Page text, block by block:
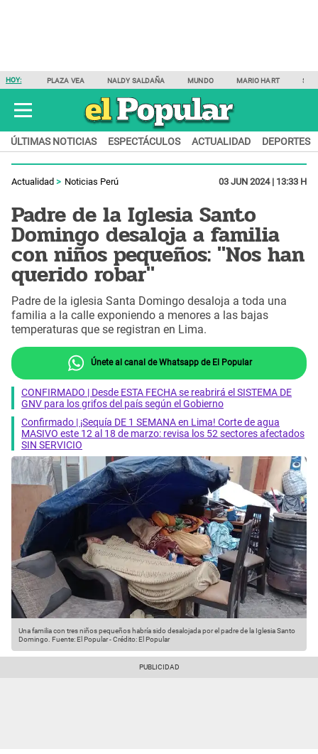
HOY: PLAZA VEA NALDY SALDAÑA MUNDO MARIO HART
ÚLTIMAS NOTICIAS ESPECTÁCULOS ACTUALIDAD DEPORTES
Actualidad Noticias Perú 03 JUN 2024 | 13:33 H
Padre de la Iglesia Santo
Domingo desaloja a familia
con niños pequeños: "Nos han
querido robar"
Padre de la iglesia Santa Domingo desaloja a toda una
familia a la calle exponiendo a menores a las bajas
temperaturas que se registran en Lima.
Únete al canal de Whatsapp de El Popular
CONFIRMADO | Desde ESTA FECHA se reabrirá el SISTEMA DE
GNV para los grifos del país según el Gobierno
Confirmado | ¡Sequía DE 1 SEMANA en Lima! Corte de agua
MASIVO este 12 al 18 de marzo: revisa los 52 sectores afectados
SIN SERVICIO
Una familia con tres niños pequeños habría sido desalojada por el padre de la Iglesia Santo
Domingo. Fuente: El Popular-Crédito: El Popular